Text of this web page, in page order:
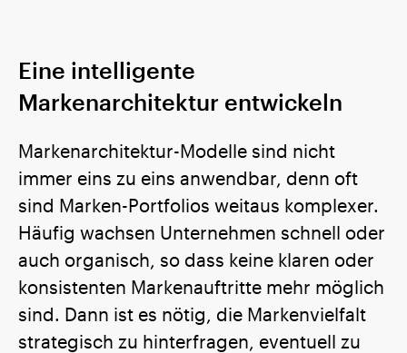
Eine intelligente
Markenarchitektur entwickeln
Markenarchitektur-Modelle sind nicht
immer eins zu eins anwendbar, denn oft
sind Marken-Portfolios weitaus komplexer.
Häufig wachsen Unternehmen schnell oder
auch organisch, so dass keine klaren oder
konsistenten Markenauftritte mehr möglich
sind. Dann ist es nötig, die Markenvielfalt
strategisch zu hinterfragen, eventuell zu